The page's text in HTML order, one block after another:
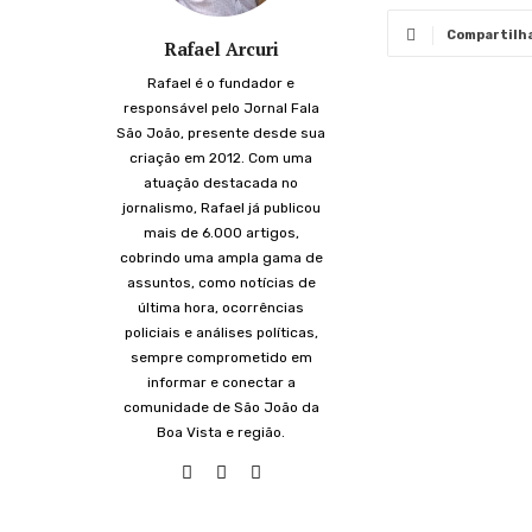
Rafael Arcuri
Rafael é o fundador e
responsável pelo Jornal Fala
São João, presente desde sua
criação em 2012. Com uma
atuação destacada no
jornalismo, Rafael já publicou
mais de 6.000 artigos,
cobrindo uma ampla gama de
assuntos, como notícias de
última hora, ocorrências
policiais e análises políticas,
sempre comprometido em
informar e conectar a
comunidade de São João da
Boa Vista e região.